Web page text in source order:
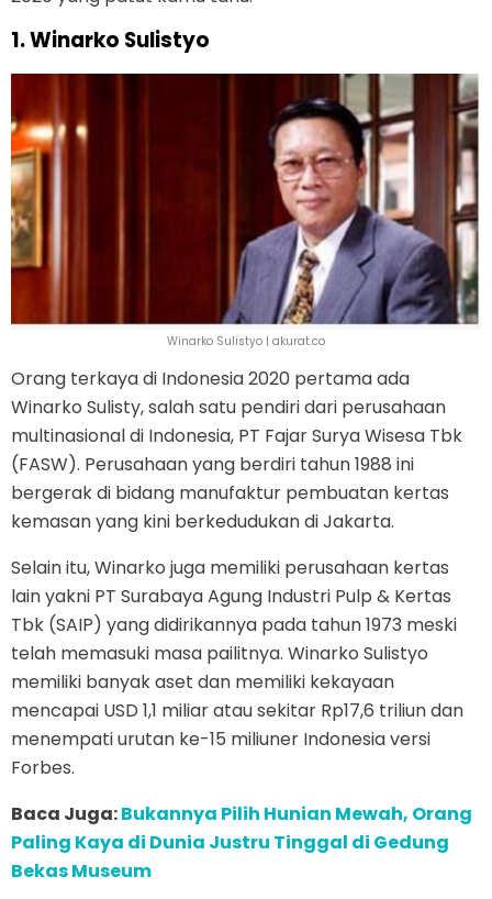
1. Winarko Sulistyo
Winarko Sulistyo | akurat.co
Orang terkaya di Indonesia 2020 pertama ada
Winarko Sulisty, salah satu pendiri dari perusahaan
multinasional di Indonesia, PT Fajar Surya Wisesa Tbk
(FASW). Perusahaan yang berdiri tahun 1988 ini
bergerak di bidang manufaktur pembuatan kertas
kemasan yang kini berkedudukan di Jakarta.
Selain itu, Winarko juga memiliki perusahaan kertas
lain yakni PT Surabaya Agung Industri Pulp & Kertas
Tbk (SAIP) yang didirikannya pada tahun 1973 meski
telah memasuki masa pailitnya. Winarko Sulistyo
memiliki banyak aset dan memiliki kekayaan
mencapai USD 1,1 miliar atau sekitar Rp17,6 triliun dan
menempati urutan ke-15 miliuner Indonesia versi
Forbes.
Baca Juga:Bukannya Pilih Hunian Mewah, Orang
Paling Kaya di Dunia Justru Tinggal di Gedung
Bekas Museum